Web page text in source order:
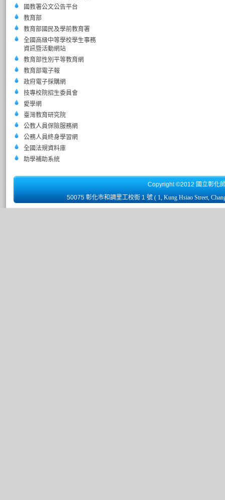
國教署公文公告平台
教育部
教育部國民及學前教育署
全國高級中等學校學生事務
資訊暨活動網站
教育部性別平等教育網
教育部電子報
政府電子採購網
技專校院招生委員會
愛學網
臺灣教育研究院
公教人員保險服務網
公務人員終身學習網
全國法規資料庫
助學補助系統
Copyright ©2012 國立彰化
50075 彰化市和調里工校街 1 號 ( 1, Kung Hsiao Street,